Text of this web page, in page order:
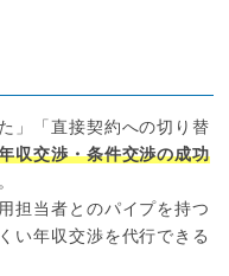
」「直接契約への切り替
収交渉・条件交渉の成功
担当者とのパイプを持つ
い年収交渉を代行できる